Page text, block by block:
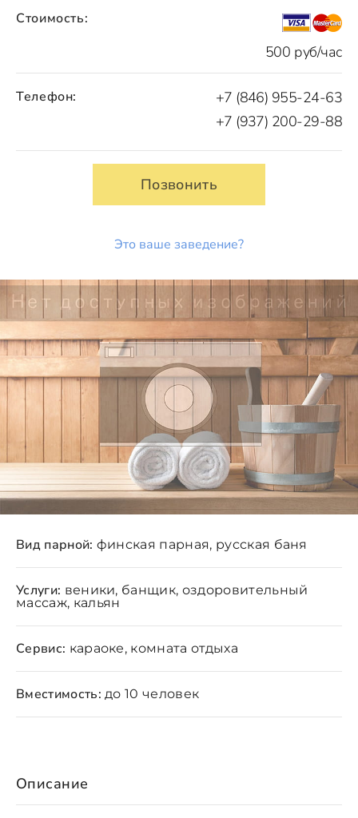
Стоимость:
500 руб/час
Телефон:
+7 (846) 955-24-63
+7 (937) 200-29-88
Позвонить
Это ваше заведение?
Описание
Вид парной: финская парная, русская баня
Услуги: веники, банщик, оздоровительный
массаж, кальян
Сервис: караоке, комната отдыха
Вместимость: до 10 человек